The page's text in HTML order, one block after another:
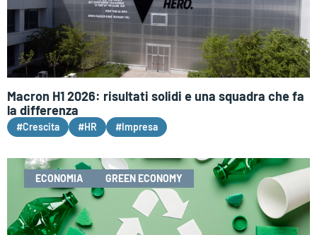
Macron H1 2026: risultati solidi e una squadra che fa
la differenza
#Crescita #HR #Impresa
ECONOMIA GREEN ECONOMY